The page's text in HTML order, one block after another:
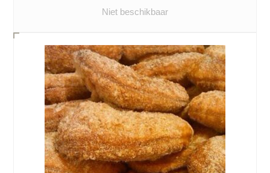
Niet beschikbaar